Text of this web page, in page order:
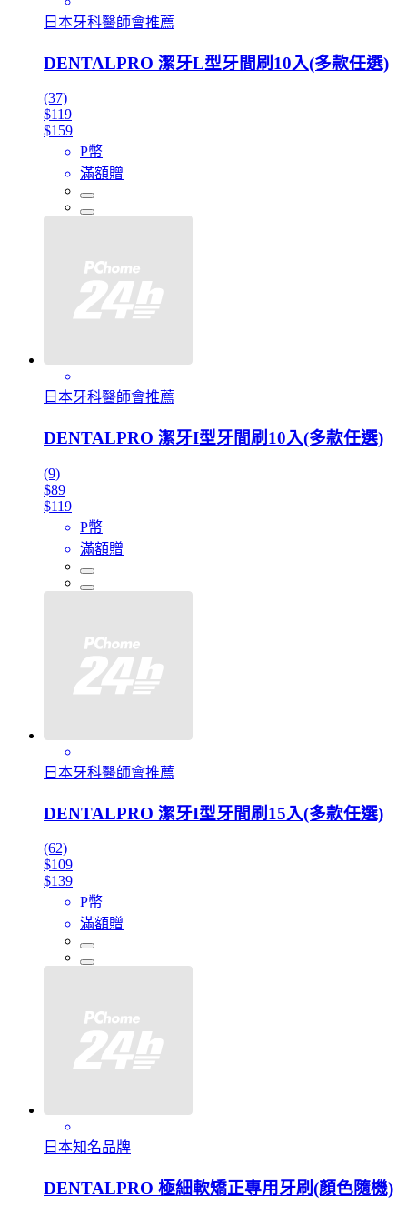
日本牙科醫師會推薦
DENTALPRO 潔牙L型牙間刷10入(多款任選)
(37)
$119
$159
P幣
滿額贈
日本牙科醫師會推薦
DENTALPRO 潔牙I型牙間刷10入(多款任選)
(9)
$89
$119
P幣
滿額贈
日本牙科醫師會推薦
DENTALPRO 潔牙I型牙間刷15入(多款任選)
(62)
$109
$139
P幣
滿額贈
日本知名品牌
DENTALPRO 極細軟矯正專用牙刷(顏色隨機)